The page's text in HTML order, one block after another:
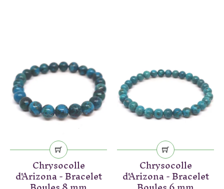
Chrysocolle
d'Arizona - Bracelet
Chrysocolle
d'Arizona - Bracelet